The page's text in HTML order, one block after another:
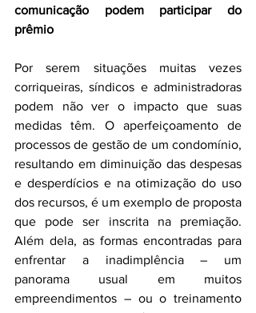
comunicação podem participar do
prêmio
Por serem situações muitas vezes
corriqueiras, síndicos e administradoras
podem não ver o impacto que suas
medidas têm. O aperfeiçoamento de
processos de gestão de um condomínio,
resultando em diminuição das despesas
e desperdícios e na otimização do uso
dos recursos, é um exemplo de proposta
que pode ser inscrita na premiação.
Além dela, as formas encontradas para
enfrentar a inadimplência – um
panorama usual em muitos
empreendimentos – ou o treinamento